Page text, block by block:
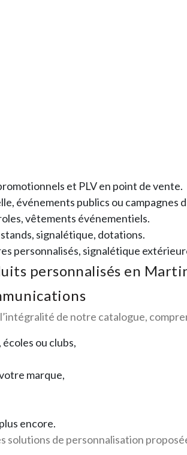
et PLV en point de vente.
événements publics ou campagnes
vêtements événementiels.
signalétique, dotations.
personnalisés, signalétique
personnalisés en
de notre catalogue,
ou clubs,
marque,
encore.
solutions de personnalisation